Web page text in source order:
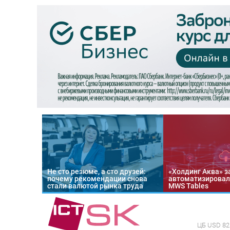
Не сто резюме, а сто друзей:
почему рекомендации снова
стали валютой рынка труда
«Холдинг Аква»
MWS Tables
ЦБ USD